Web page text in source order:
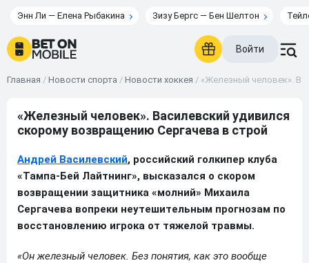
Энн Ли — Елена Рыбакина Зизу Бергс — Бен Шелтон
Войти
Главная / Новости спорта / Новости хоккея / «Железный человек».
«Железный человек». Василевский удивился
скорому возвращению Сергачева в строй
Андрей Василевский, российский голкипер клуба
«Тампа-Бей Лайтнинг», высказался о скором
возвращении защитника «молний» Михаила
Сергачева вопреки неутешительным прогнозам по
восстановлению игрока от тяжелой травмы.
«Он железный человек. Без понятия, как это вообще